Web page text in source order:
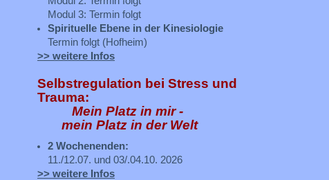
Modul 3: Termin folgt
Spirituelle Ebene in der Kinesiologie
Termin folgt (Hofheim)
>> weitere Infos
Selbstregulation bei Stress und
Trauma:
Mein Platz in mir -
mein Platz in der Welt
2 Wochenenden:
11./12.07. und 03/.04.10. 2026
>> weitere Infos